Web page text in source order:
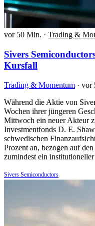
vor 50 Min. · Trading &
Sivers
Kursfall
Trading & Momentum · vor
Während die Aktie von
Wochen ihrer jüngeren
Mittwoch ein neuer Akteur
Investmentfonds D. E.
schwedischen
Prozent an, bezogen auf
zumindest ein
Sivers Semiconductors